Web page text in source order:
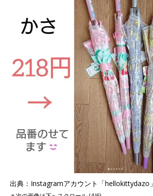
出典：Instagramアカウント「hellokittydazo」